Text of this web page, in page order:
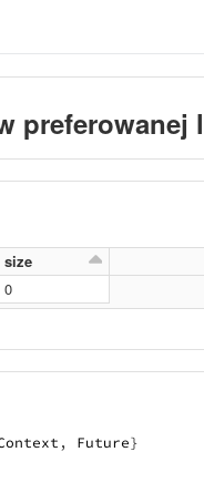
size
0
, Future}